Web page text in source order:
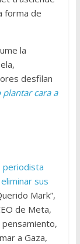
forma de
la
desfilan
plantar cara a
periodista
sus
Mark”,
de Meta,
pensamiento,
a Gaza,